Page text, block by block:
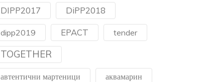
DIPP2017 DiPP2018
dipp2019 EPACT tender
TOGETHER
автентични мартеници аквамарин